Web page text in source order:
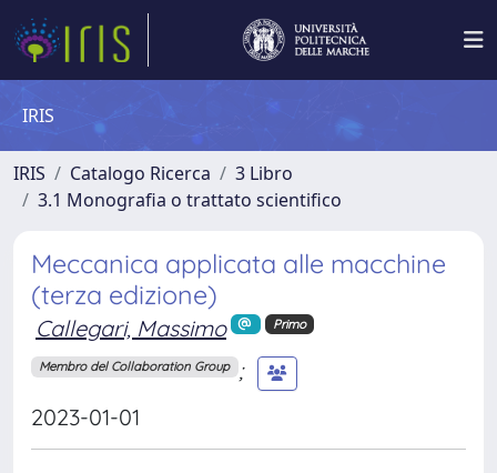
IRIS
IRIS Catalogo Ricerca
3 Libro
3.1 Monografia o trattato scientifico
Meccanica applicata alle macchine
(terza edizione)
Callegari, Massimo Primo
Membro del Collaboration Group ;
2023-01-01